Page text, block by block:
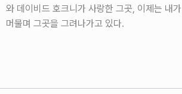
와 데이비드 호크니가 사랑한 그곳, 이제는 내가
머물며 그곳을 그려나가고 있다.